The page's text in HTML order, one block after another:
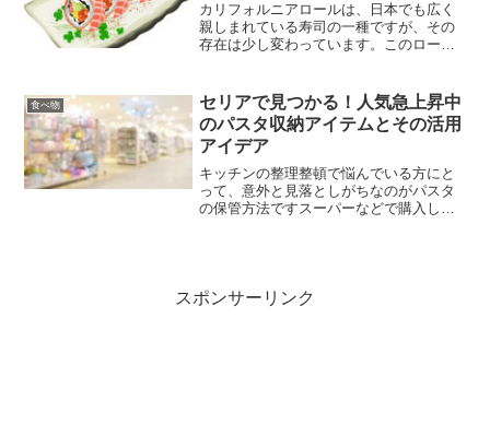
カリフォルニアロールは、日本でも広く
親しまれている寿司の一種ですが、その
存在は少し変わっています。このロール
がちですが、実は発明者は日本人でし
た。この記事では、カリフォ...
食べ物
セリアで見つかる！人気急上昇中
のパスタ収納アイテムとその活用
アイデア
キッチンの整理整頓で悩んでいる方にと
って、意外と見落としがちなのがパスタ
の保管方法ですスーパーなどで購入した
スポンサーリンク